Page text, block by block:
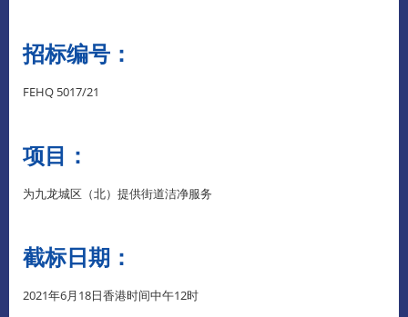
招标编号：
FEHQ 5017/21
项目：
为九龙城区（北）提供街道洁净服务
截标日期：
2021年6月18日香港时间中午12时